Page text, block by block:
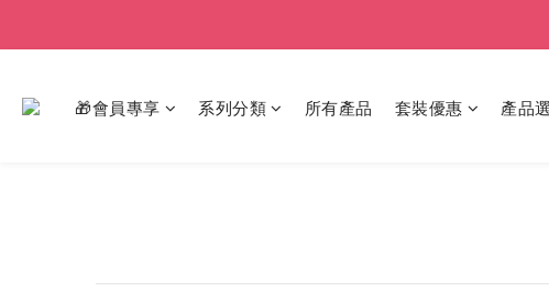
🎁會員專享 系列分類 所有產品 套裝優惠 產品